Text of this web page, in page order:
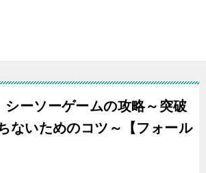
シーソーゲームの攻略～突破
ないためのコツ～【フォール